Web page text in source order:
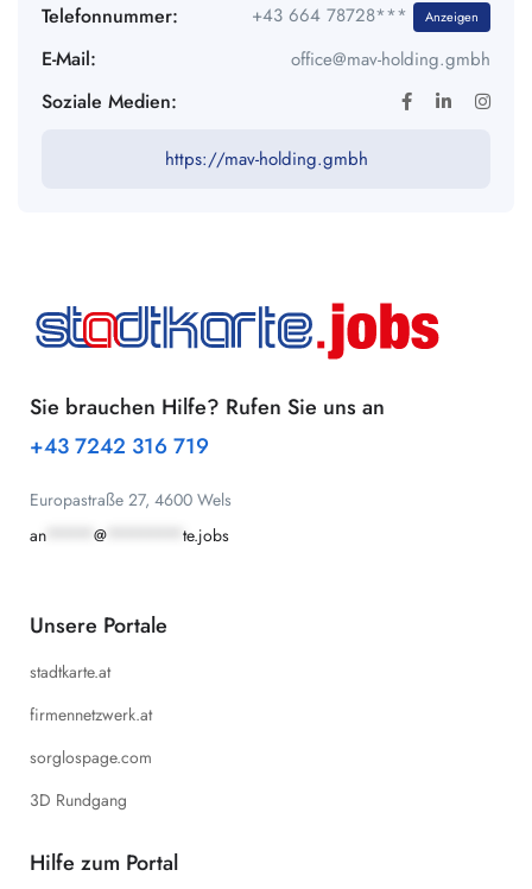
Telefonnummer: +43 664 78728*** Anzeigen
E-Mail: office@mav-holding.gmbh
Soziale Medien:
https://mav-holding.gmbh
Sie brauchen Hilfe? Rufen Sie uns an
+43 7242 316 719
Europastraße 27, 4600 Wels
an
@ te.jobs
Unsere Portale
stadtkarte.at
firmennetzwerk.at
sorglospage.com
3D Rundgang
Hilfe zum Portal